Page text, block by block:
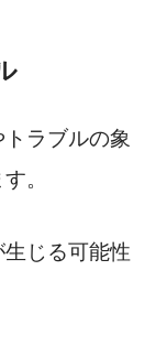
ラブルの象
。
じる可能性